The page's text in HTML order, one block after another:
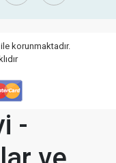
korunmaktadır.
-